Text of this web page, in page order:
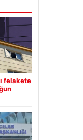
felakete